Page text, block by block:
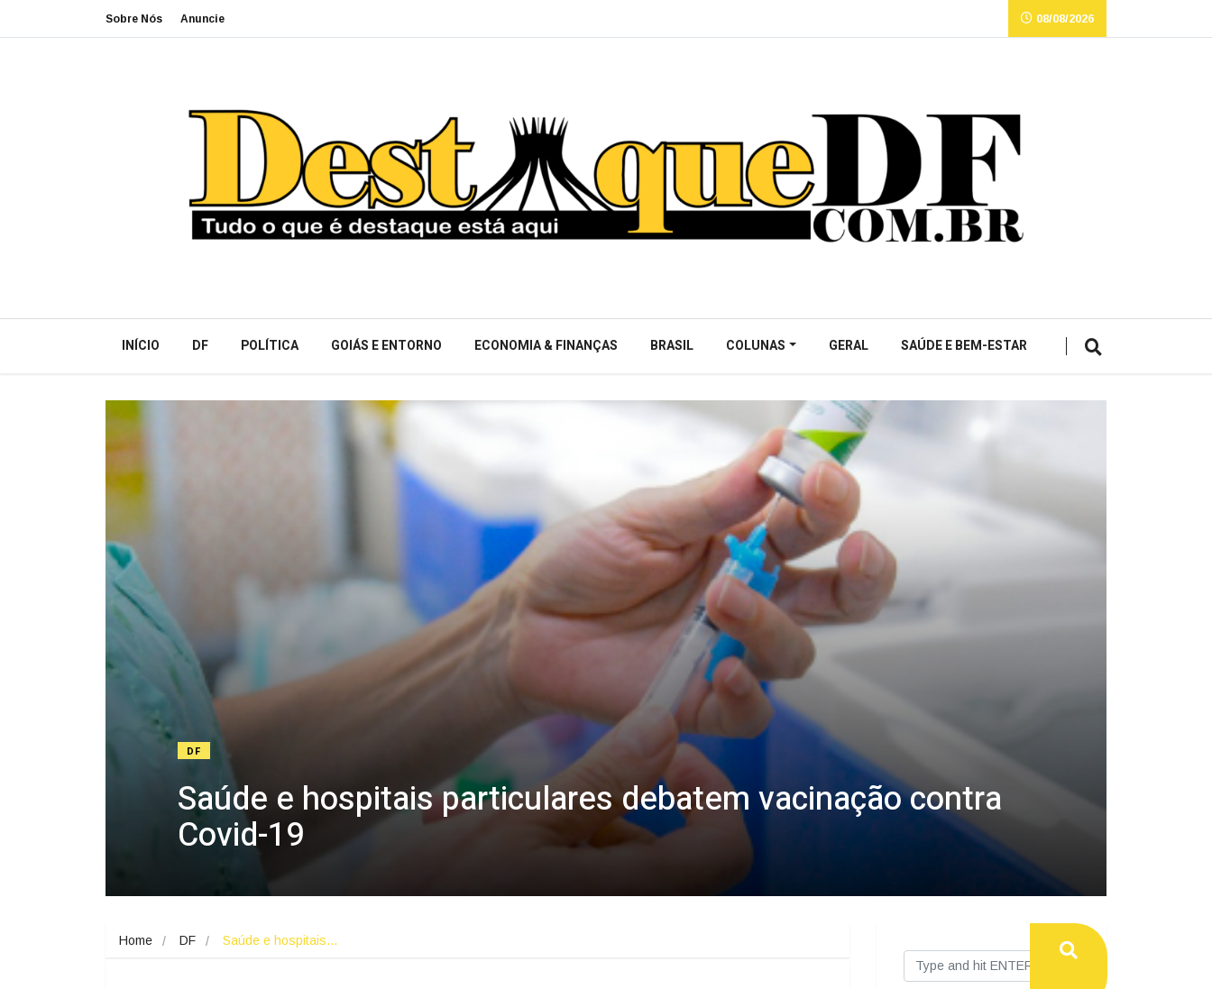
Sobre Nós Anuncie 08/08/2026
INÍCIO DF POLÍTICA GOIÁS E ENTORNO ECONOMIA & FINANÇAS BRASIL COLUNAS GERAL SAÚDE E BEM-ESTAR
DF
Saúde e hospitais particulares debatem vacinação contra
Covid-19
Home DF Saúde e hospitais…